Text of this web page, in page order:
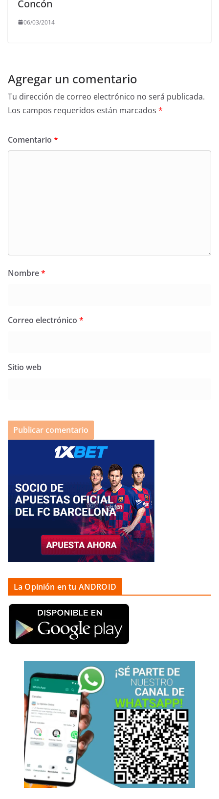
Concón
06/03/2014
Agregar un comentario
Tu dirección de correo electrónico no será publicada.
Los campos requeridos están marcados *
Comentario *
Nombre*
Correo electrónico *
Sitio web
La Opinión en tu ANDROID